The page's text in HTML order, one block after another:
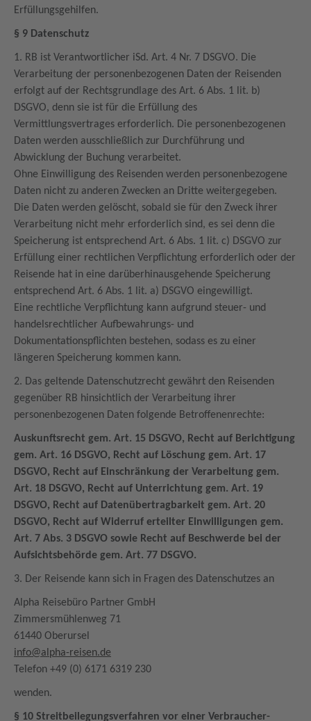
Erfüllungsgehilfen.
§ 9 Datenschutz
1. RB ist Verantwortlicher iSd. Art. 4 Nr. 7 DSGVO. Die
Verarbeitung der personenbezogenen Daten der Reisenden
erfolgt auf der Rechtsgrundlage des Art. 6 Abs. 1 lit. b)
DSGVO, denn sie ist für die Erfüllung des
Vermittlungsvertrages erforderlich. Die personenbezogenen
Daten werden ausschließlich zur Durchführung und
Abwicklung der Buchung verarbeitet.
Ohne Einwilligung des Reisenden werden personenbezogene
Daten nicht zu anderen Zwecken an Dritte weitergegeben.
Die Daten werden gelöscht, sobald sie für den Zweck ihrer
Verarbeitung nicht mehr erforderlich sind, es sei denn die
Speicherung ist entsprechend Art. 6 Abs. 1 lit. c) DSGVO zur
Erfüllung einer rechtlichen Verpflichtung erforderlich oder der
Reisende hat in eine darüberhinausgehende Speicherung
entsprechend Art. 6 Abs. 1 lit. a) DSGVO eingewilligt.
Eine rechtliche Verpflichtung kann aufgrund steuer- und
handelsrechtlicher Aufbewahrungs- und
Dokumentationspflichten bestehen, sodass es zu einer
längeren Speicherung kommen kann.
2. Das geltende Datenschutzrecht gewährt den Reisenden
gegenüber RB hinsichtlich der Verarbeitung ihrer
personenbezogenen Daten folgende Betroffenenrechte:
Auskunftsrecht gem. Art. 15 DSGVO, Recht auf Berichtigung
gem. Art. 16 DSGVO, Recht auf Löschung gem. Art. 17
DSGVO, Recht auf Einschränkung der Verarbeitung gem.
Art. 18 DSGVO, Recht auf Unterrichtung gem. Art. 19
DSGVO, Recht auf Datenübertragbarkeit gem. Art. 20
DSGVO, Recht auf Widerruf erteilter Einwilligungen gem.
Art. 7 Abs. 3 DSGVO sowie Recht auf Beschwerde bei der
Aufsichtsbehörde gem. Art. 77 DSGVO.
3. Der Reisende kann sich in Fragen des Datenschutzes an
Alpha Reisebüro Partner GmbH
Zimmersmühlenweg 71
61440 Oberursel
info@alpha-reisen.de
Telefon +49 (0) 6171 6319 230
wenden.
§ 10 Streitbeilegungsverfahren vor einer Verbraucher-